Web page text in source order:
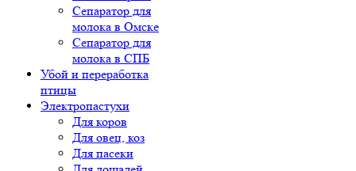
Сепаратор для
молока в Омске
Сепаратор для
молока в СПБ
Убой и переработка
птицы
Электропастухи
Для коров
Для овец, коз
Для пасеки